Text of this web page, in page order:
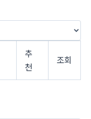
추
천
조회